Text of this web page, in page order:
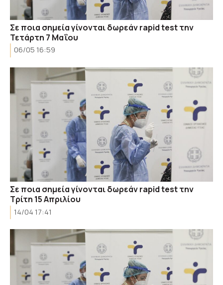
Σε ποια σημεία γίνονται δωρεάν rapid test την
Τετάρτη 7 Μαΐου
06/05 16:59
Σε ποια σημεία γίνονται δωρεάν rapid test την
Τρίτη 15 Απριλίου
14/04 17:41